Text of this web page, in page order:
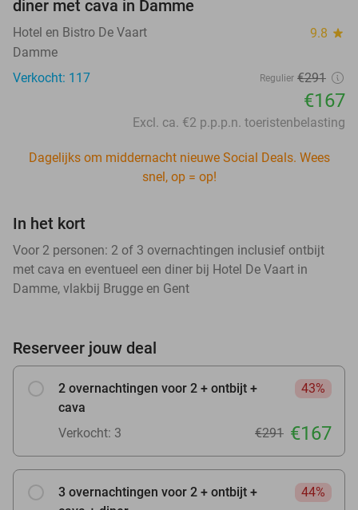
diner met cava in Damme
Hotel en Bistro De Vaart 9.8 star
Damme
Verkocht: 117
Regulier €291
€167
Excl. ca. €2 p.p.p.n. toeristenbelasting
Dagelijks om middernacht nieuwe Social Deals. Wees
snel, op = op!
In het kort
Voor 2 personen: 2 of 3 overnachtingen inclusief ontbijt
met cava en eventueel een diner bij Hotel De Vaart in
Damme, vlakbij Brugge en Gent
Reserveer jouw deal
2 overnachtingen voor 2 + ontbijt +
cava
43%
Verkocht: 3 €291 €167
3 overnachtingen voor 2 + ontbijt +
44%